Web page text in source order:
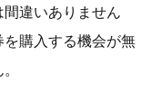
間違いありません
購入する機会が無